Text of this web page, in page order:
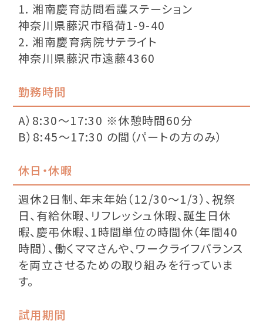
1. 湘南慶育訪問看護ステーション
神奈川県藤沢市稲荷1-9-40
2. 湘南慶育病院サテライト
神奈川県藤沢市遠藤4360
勤務時間
A）8:30〜17:30 ※休憩時間60分
B）8:45〜17:30 の間（パートの方のみ）
休日・休暇
週休2日制、年末年始（12/30〜1/3）、祝祭
日、有給休暇、リフレッシュ休暇、誕生日休
暇、慶弔休暇、1時間単位の時間休（年間40
時間）、働くママさんや、ワークライフバランス
を両立させるための取り組みを行っていま
す。
試用期間